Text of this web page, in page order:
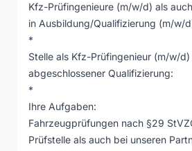
Kfz-Prüfingenieure (m/w/d) als
in Ausbildung/Qualifizierung (m/w/
*
Stelle als Kfz-Prüfingenieur (m/w/d)
abgeschlossener Qualifizierung:
*
Ihre Aufgaben:
Fahrzeugprüfungen nach §29
Prüfstelle als auch bei unseren